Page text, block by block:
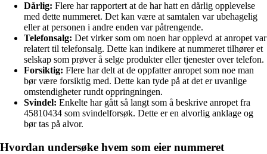
Dårlig: Flere har rapportert at de har hatt en dårlig opplevelse
med dette nummeret. Det kan være at samtalen var ubehagelig
eller at personen i andre enden var påtrengende.
Telefonsalg: Det virker som om noen har opplevd at anropet var
relatert til telefonsalg. Dette kan indikere at nummeret tilhører et
selskap som prøver å selge produkter eller tjenester over telefon.
Forsiktig: Flere har delt at de oppfatter anropet som noe man
bør være forsiktig med. Dette kan tyde på at det er uvanlige
omstendigheter rundt oppringningen.
Svindel: Enkelte har gått så langt som å beskrive anropet fra
45810434 som svindelforsøk. Dette er en alvorlig anklage og
bør tas på alvor.
Hvordan undersøke hvem som eier nummeret